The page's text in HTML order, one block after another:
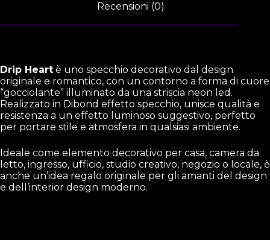
Recensioni (0)
Drip Heart è uno specchio decorativo dal design
originale e romantico, con un contorno a forma di cuore
“gocciolante” illuminato da una striscia neon led.
Realizzato in Dibond effetto specchio, unisce qualità e
resistenza a un effetto luminoso suggestivo, perfetto
per portare stile e atmosfera in qualsiasi ambiente.
Ideale come elemento decorativo per casa, camera da
letto, ingresso, ufficio, studio creativo, negozio o locale, è
anche un’idea regalo originale per gli amanti del design
e dell’interior design moderno.